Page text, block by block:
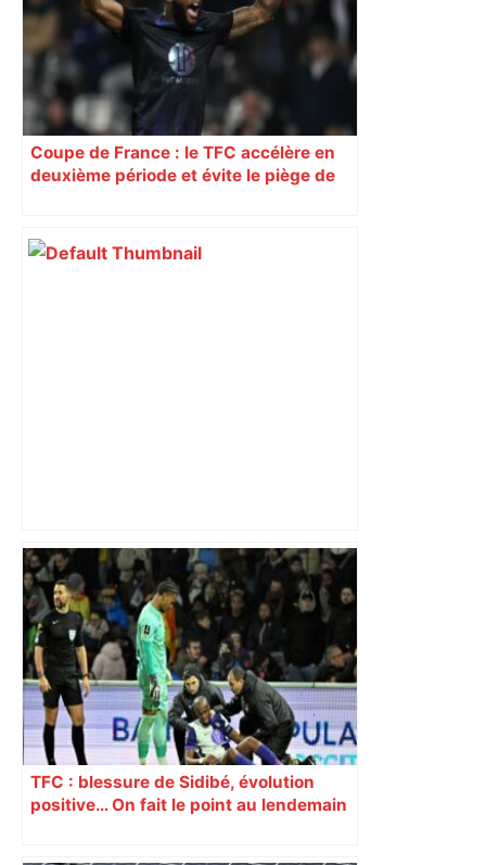
Coupe de France : le TFC accélère en
deuxième période et évite le piège de
Direct. Top 14 – Perpignan – Toulouse :
l’Usap peut-elle faire chuter le
champion toulousain ? – Rugbyrama
TFC : blessure de Sidibé, évolution
positive… On fait le point au lendemain